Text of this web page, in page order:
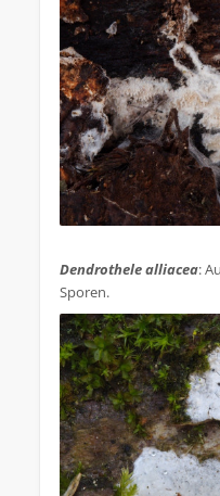
Dendrothele alliacea:
Sporen.